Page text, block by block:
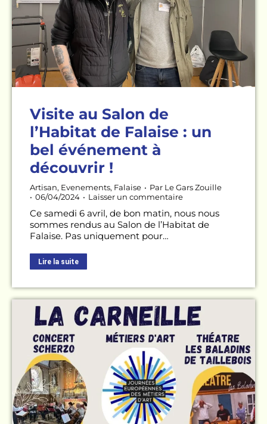
Visite au Salon de
l’Habitat de Falaise : un
bel événement à
découvrir !
Artisan, Evenements, Falaise Par Le Gars Zouille
06/04/2024
Laisser un commentaire
Ce samedi 6 avril, de bon matin, nous nous
sommes rendus au Salon de l’Habitat de
Falaise. Pas uniquement pour…
Lire la suite